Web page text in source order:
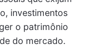
investimentos
o patrimônio
do mercado.